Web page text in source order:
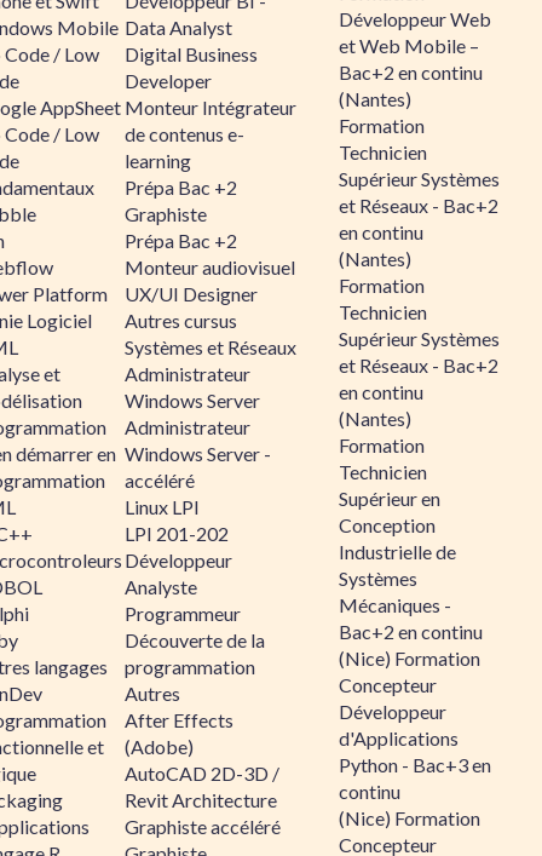
Mobile
/ Low
AppSheet
/ Low
Platform
Logiciel
et
démarrer en
langages
et
Data Analyst
Digital Business
Developer
Monteur Intégrateur
de contenus e-
learning
Prépa Bac +2
Graphiste
Prépa Bac +2
Monteur audiovisuel
UX/UI Designer
Autres cursus
Systèmes et Réseaux
Administrateur
Windows Server
Administrateur
Windows Server -
accéléré
Linux LPI
LPI 201-202
Développeur
Analyste
Programmeur
Découverte de la
programmation
Autres
After Effects
(Adobe)
AutoCAD 2D-3D /
Revit Architecture
Graphiste accéléré
Développeur Web
et Web Mobile –
Bac+2 en continu
(Nantes)
Formation
Technicien
Supérieur Systèmes
et Réseaux - Bac+2
en continu
(Nantes)
Formation
Technicien
Supérieur Systèmes
et Réseaux - Bac+2
en continu
(Nantes)
Formation
Technicien
Supérieur en
Conception
Industrielle de
Systèmes
Mécaniques -
Bac+2 en continu
(Nice) Formation
Concepteur
Développeur
d'Applications
Python - Bac+3 en
continu
(Nice) Formation
Concepteur